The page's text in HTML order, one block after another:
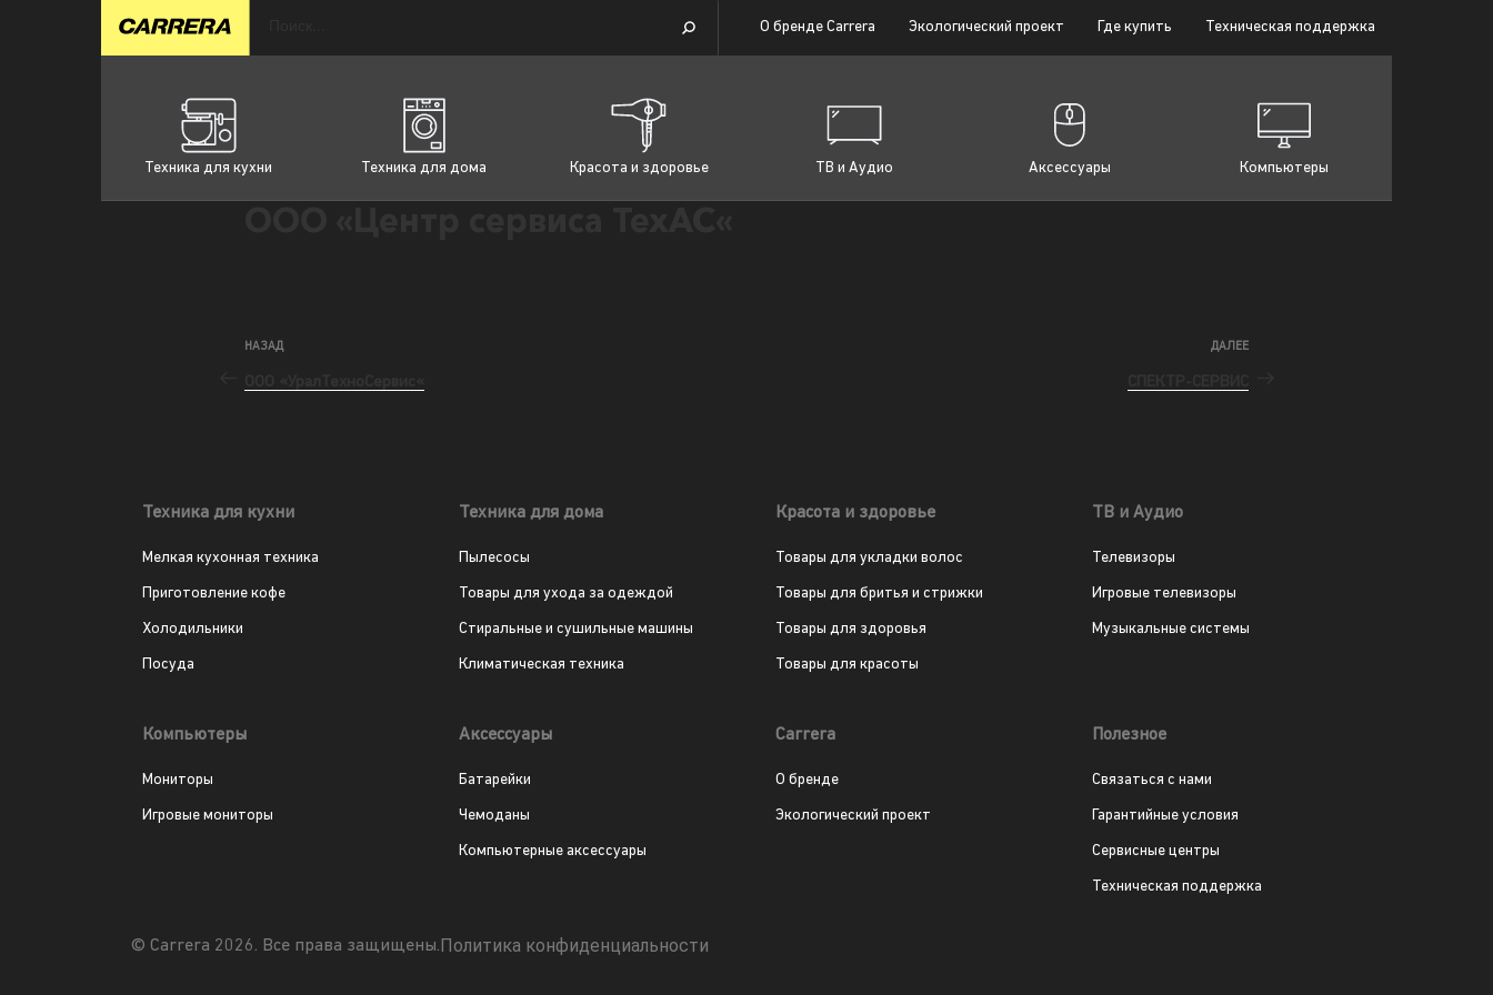
О бренде Carrera Экологический проект Где купить Техническая поддержка
Техника для кухни Техника для дома Красота и здоровье ТВ и Аудио Аксессуары Компьютеры
НАЗАД ДАЛЕЕ
Техника для кухни
Мелкая кухонная техника
Приготовление кофе
Холодильники
Посуда
Техника для дома
Пылесосы
Товары для ухода за одеждой
Стиральные и сушильные машины
Климатическая техника
Красота и здоровье
Товары для укладки волос
Товары для бритья и стрижки
Товары для здоровья
Товары для красоты
ТВ и Аудио
Телевизоры
Игровые телевизоры
Музыкальные системы
Компьютеры
Мониторы
Игровые мониторы
Аксессуары
Батарейки
Чемоданы
Компьютерные аксессуары
Carrera
О бренде
Экологический проект
Полезное
Связаться с нами
Гарантийные условия
Сервисные центры
Техническая поддержка
© Carrera 2026. Все права защищены.Политика конфиденциальности